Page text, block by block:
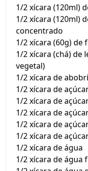
1/2 xícara (120ml)
1/2 xícara (120ml)
concentrado
1/2 xícara (60g) de
1/2 xícara (chá) de
vegetal)
1/2 xícara de
1/2 xícara de
1/2 xícara de
1/2 xícara de
1/2 xícara de
1/2 xícara de
1/2 xícara de água
1/2 xícara de água